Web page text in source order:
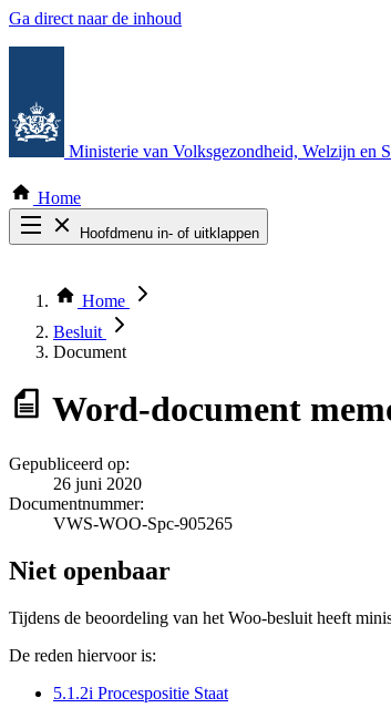
Ga direct naar de inhoud
Ministerie van Volksgezondheid, Welzijn en
Home
Hoofdmenu in- of uitklappen
Thema COVID-19
Bekijk per bestuursorgaan
Home
Besluit
Document
Word-document
Gepubliceerd op:
26 juni 2020
Documentnummer:
VWS-WOO-Spc-905265
Niet openbaar
Tijdens de beoordeling van het Woo-besluit heeft
De reden hiervoor is:
5.1.2i Procespositie Staat